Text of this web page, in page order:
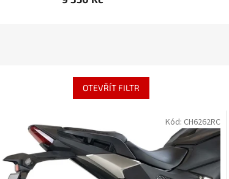
OTEVŘÍT FILTR
Kód: CH6262RC